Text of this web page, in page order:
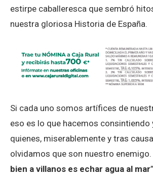
estirpe caballeresca que sembró
nuestra gloriosa Historia de España.
Si cada uno somos artífices de
eso es lo que hacemos consintiendo
quienes, miserablemente y tras
olvidamos que son nuestro enemigo.
bien a villanos es echar agua al mar